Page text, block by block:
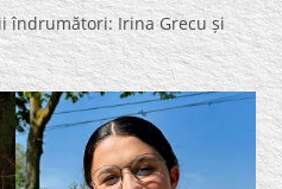
îndrumători: Irina Grecu și